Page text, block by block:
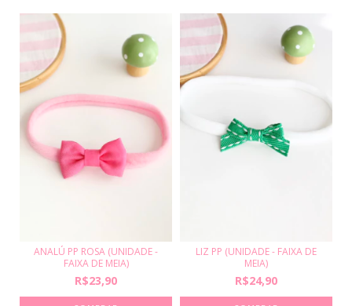
ANALÚ PP ROSA (UNIDADE -
FAIXA DE MEIA)
R$23,90
LIZ PP (UNIDADE - FAIXA DE
MEIA)
R$24,90